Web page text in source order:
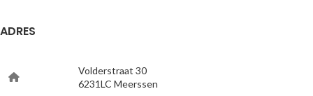
ADRES
Volderstraat 30
6231LC Meerssen